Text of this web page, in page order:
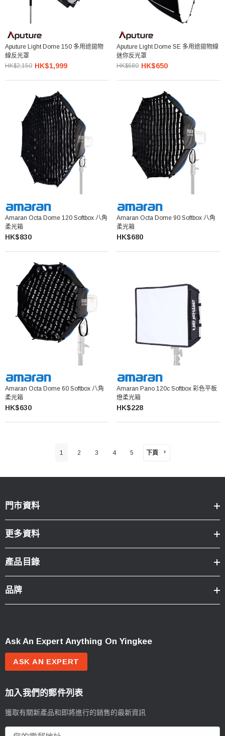
Aputure Light Dome 150 多用途拋物
線反光罩
HK$2,150 HK$1,999
Aputure Light Dome SE 多用途拋物線
迷你反光罩
HK$680 HK$650
Amaran Octa Dome 120 Softbox 八角
柔光箱
HK$830
Amaran Octa Dome 90 Softbox 八角
柔光箱
HK$680
Amaran Octa Dome 60 Softbox 八角
柔光箱
HK$630
Amaran Pano 120c Softbox 彩色平板
燈柔光箱
HK$228
1 2 3 4 5 下頁
門市資料
更多資料
產品目錄
品牌
Ask An Expert Anything On Yingkee
ASK AN EXPERT
加入我們的郵件列表
獲取有關新產品和即將進行的銷售的最新資訊